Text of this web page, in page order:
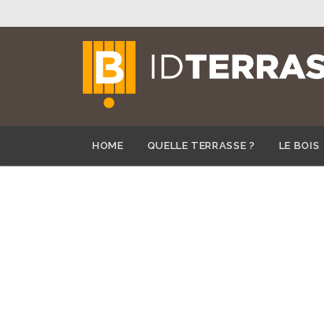
HOME QUELLE TERRASSE ? LE BOIS